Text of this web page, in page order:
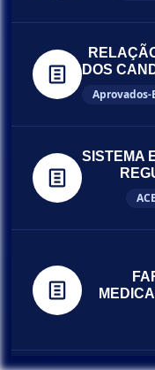
DOS
Aprovados-
SISTEMA